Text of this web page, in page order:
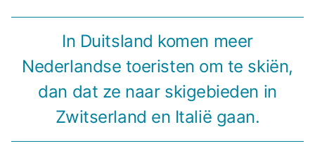
In Duitsland komen meer
Nederlandse toeristen om te skiën,
dan dat ze naar skigebieden in
Zwitserland en Italië gaan.